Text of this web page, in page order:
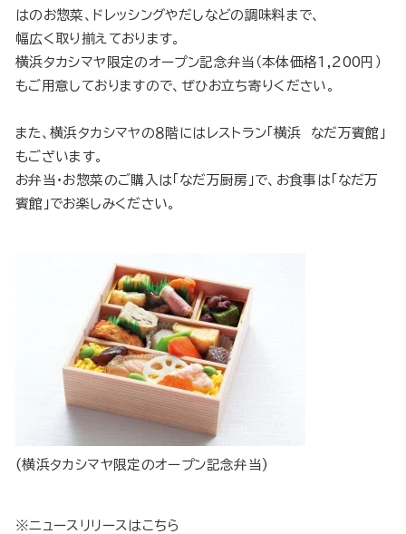
はのお惣菜、ドレッシングやだしなどの調味料まで、
幅広く取り揃えております。
横浜タカシマヤ限定のオープン記念弁当（本体価格1,200円）
もご用意しておりますので、ぜひお立ち寄りください。
また、横浜タカシマヤの８階にはレストラン「横浜 なだ万賓館」
もございます。
お弁当・お惣菜のご購入は「なだ万厨房」で、お食事は「なだ万
賓館」でお楽しみください。
(横浜タカシマヤ限定のオープン記念弁当)
※ニュースリリースは こちら